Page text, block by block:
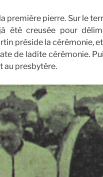
première pierre. Sur le
été creusée pour
préside la cérémonie,
de ladite cérémonie.
au presbytère.